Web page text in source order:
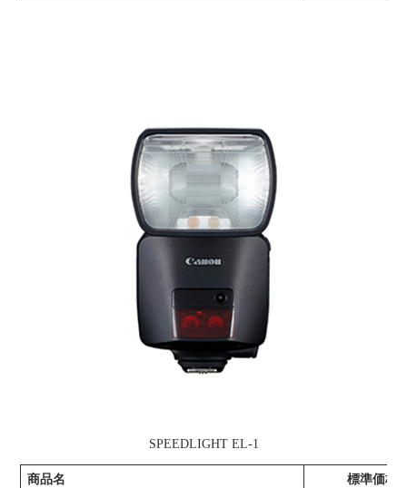
SPEEDLIGHT EL-1
商品名 標準価格